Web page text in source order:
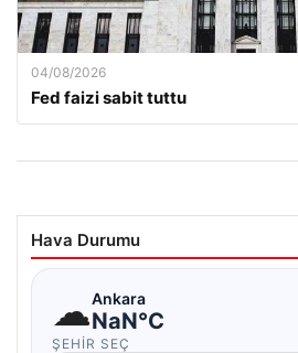
04/08/2026
Fed faizi sabit tuttu
Hava Durumu
☁Ankara
NaN°C
ŞEHIR SEÇ